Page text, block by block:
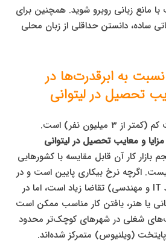
مانع زبانی روبرو شوید. همچنین برای
ساده، دانستن حداقلی از زبان محلی
نسبت به ابرقدرت‌ها در
تحصیل در لیتوانی
لیتوانی کشوری با جمعیت کم (کمتر از ۳ میلیون نفر) است.
مزایا و معایب تحصیل در لیتوانی
بازار کار آن قابل مقایسه با کشورهایی
نیست. اگرچه نرخ بیکاری پایین است و در
حوزه‌های تخصصی (مانند IT و مهندسی) تقاضا زیاد است، اما در
یا هنر، یافتن کار مناسب ممکن است
شغلی در شهرهای کوچک‌تر محدود
(ویلنیوس) متمرکز شده‌اند.